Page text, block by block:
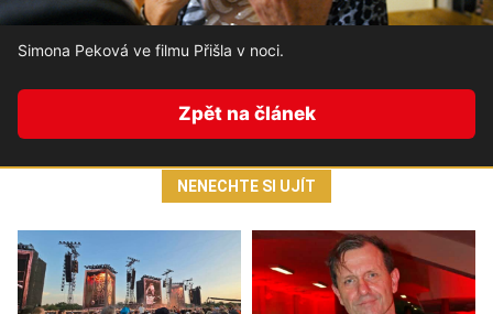
Simona Peková ve filmu Přišla v noci.
Zpět na článek
NENECHTE SI UJÍT